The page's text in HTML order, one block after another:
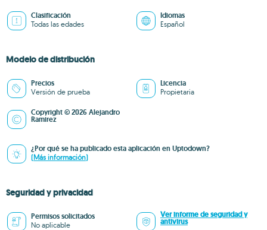
Clasificación
Todas las edades
Idiomas
Español
Modelo de distribución
Precios
Versión de prueba
Licencia
Propietaria
Copyright © 2026 Alejandro
Ramirez
¿Por qué se ha publicado esta aplicación en Uptodown?
(Más información)
Seguridad y privacidad
Permisos solicitados
No aplicable
Ver informe de seguridad y
antivirus